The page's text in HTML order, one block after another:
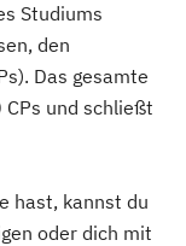
Studiums
den
Das gesamte
und schließt
hast, kannst du
oder dich mit